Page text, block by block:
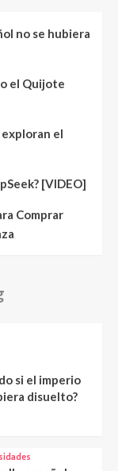
no se hubiera
el Quijote
el
[VIDEO]
Comprar
si el imperio
disuelto?